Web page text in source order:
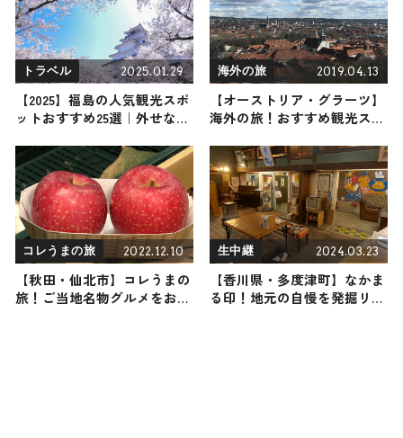
トラベル 2025.01.29
【2025】福島の人気観光スポ
ットおすすめ25選｜外せない
ころ満載の観光地を紹介
海外の旅 2019.04.13
【オーストリア・グラーツ】
海外の旅！おすすめ観光スポ
コレうまの旅 2022.12.10
【秋田・仙北市】コレうまの
旅！ご当地名物グルメをお届
生中継 2024.03.23
【香川県・多度津町】なかま
る印！地元の自慢を発掘リポ